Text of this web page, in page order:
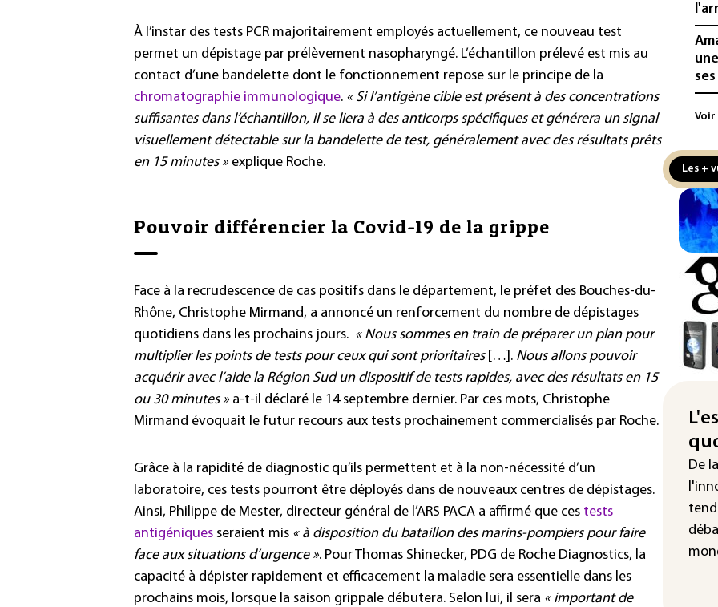
À l’instar des tests PCR majoritairement employés actuellement, ce nouveau test
permet un dépistage par prélèvement nasopharyngé. L’échantillon prélevé est mis au
contact d’une bandelette dont le fonctionnement repose sur le principe de la
chromatographie immunologique. « Si l’antigène cible est présent à des concentrations
suffisantes dans l’échantillon, il se liera à des anticorps spécifiques et générera un signal
visuellement détectable sur la bandelette de test, généralement avec des résultats prêts
en 15 minutes » explique Roche.
Pouvoir différencier la Covid-19 de la grippe
Face à la recrudescence de cas positifs dans le département, le préfet des Bouches-du-
Rhône, Christophe Mirmand, a annoncé un renforcement du nombre de dépistages
quotidiens dans les prochains jours. « Nous sommes en train de préparer un plan pour
multiplier les points de tests pour ceux qui sont prioritaires […]. Nous allons pouvoir
acquérir avec l’aide la Région Sud un dispositif de tests rapides, avec des résultats en 15
ou 30 minutes » a-t-il déclaré le 14 septembre dernier. Par ces mots, Christophe
Mirmand évoquait le futur recours aux tests prochainement commercialisés par Roche.
Grâce à la rapidité de diagnostic qu’ils permettent et à la non-nécessité d’un
laboratoire, ces tests pourront être déployés dans de nouveaux centres de dépistages.
Ainsi, Philippe de Mester, directeur général de l’ARS PACA a affirmé que ces tests
antigéniques seraient mis « à disposition du bataillon des marins-pompiers pour faire
face aux situations d’urgence ». Pour Thomas Shinecker, PDG de Roche Diagnostics, la
capacité à dépister rapidement et efficacement la maladie sera essentielle dans les
prochains mois, lorsque la saison grippale débutera. Selon lui, il sera « important de
de
de
de
La
aux
la
au
la
Voir
Les +
De